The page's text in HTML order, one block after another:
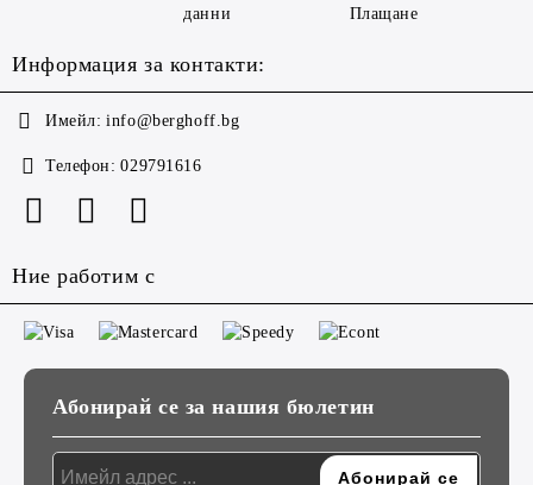
данни
Плащане
Информация за контакти:
Имейл: info@berghoff.bg
Телефон: 029791616
Ние работим с
Абонирай се за нашия бюлетин